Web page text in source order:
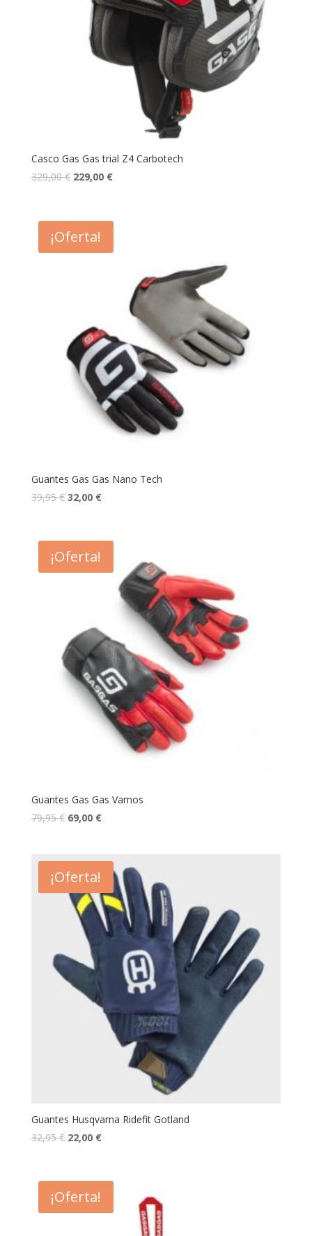
Casco Gas Gas trial Z4 Carbotech
329,00€ 229,00 €
¡Oferta!
Guantes Gas Gas Nano Tech
39,95€ 32,00 €
¡Oferta!
Guantes Gas Gas Vamos
79,95€ 69,00 €
¡Oferta!
Guantes Husqvarna Ridefit Gotland
32,95€ 22,00 €
¡Oferta!